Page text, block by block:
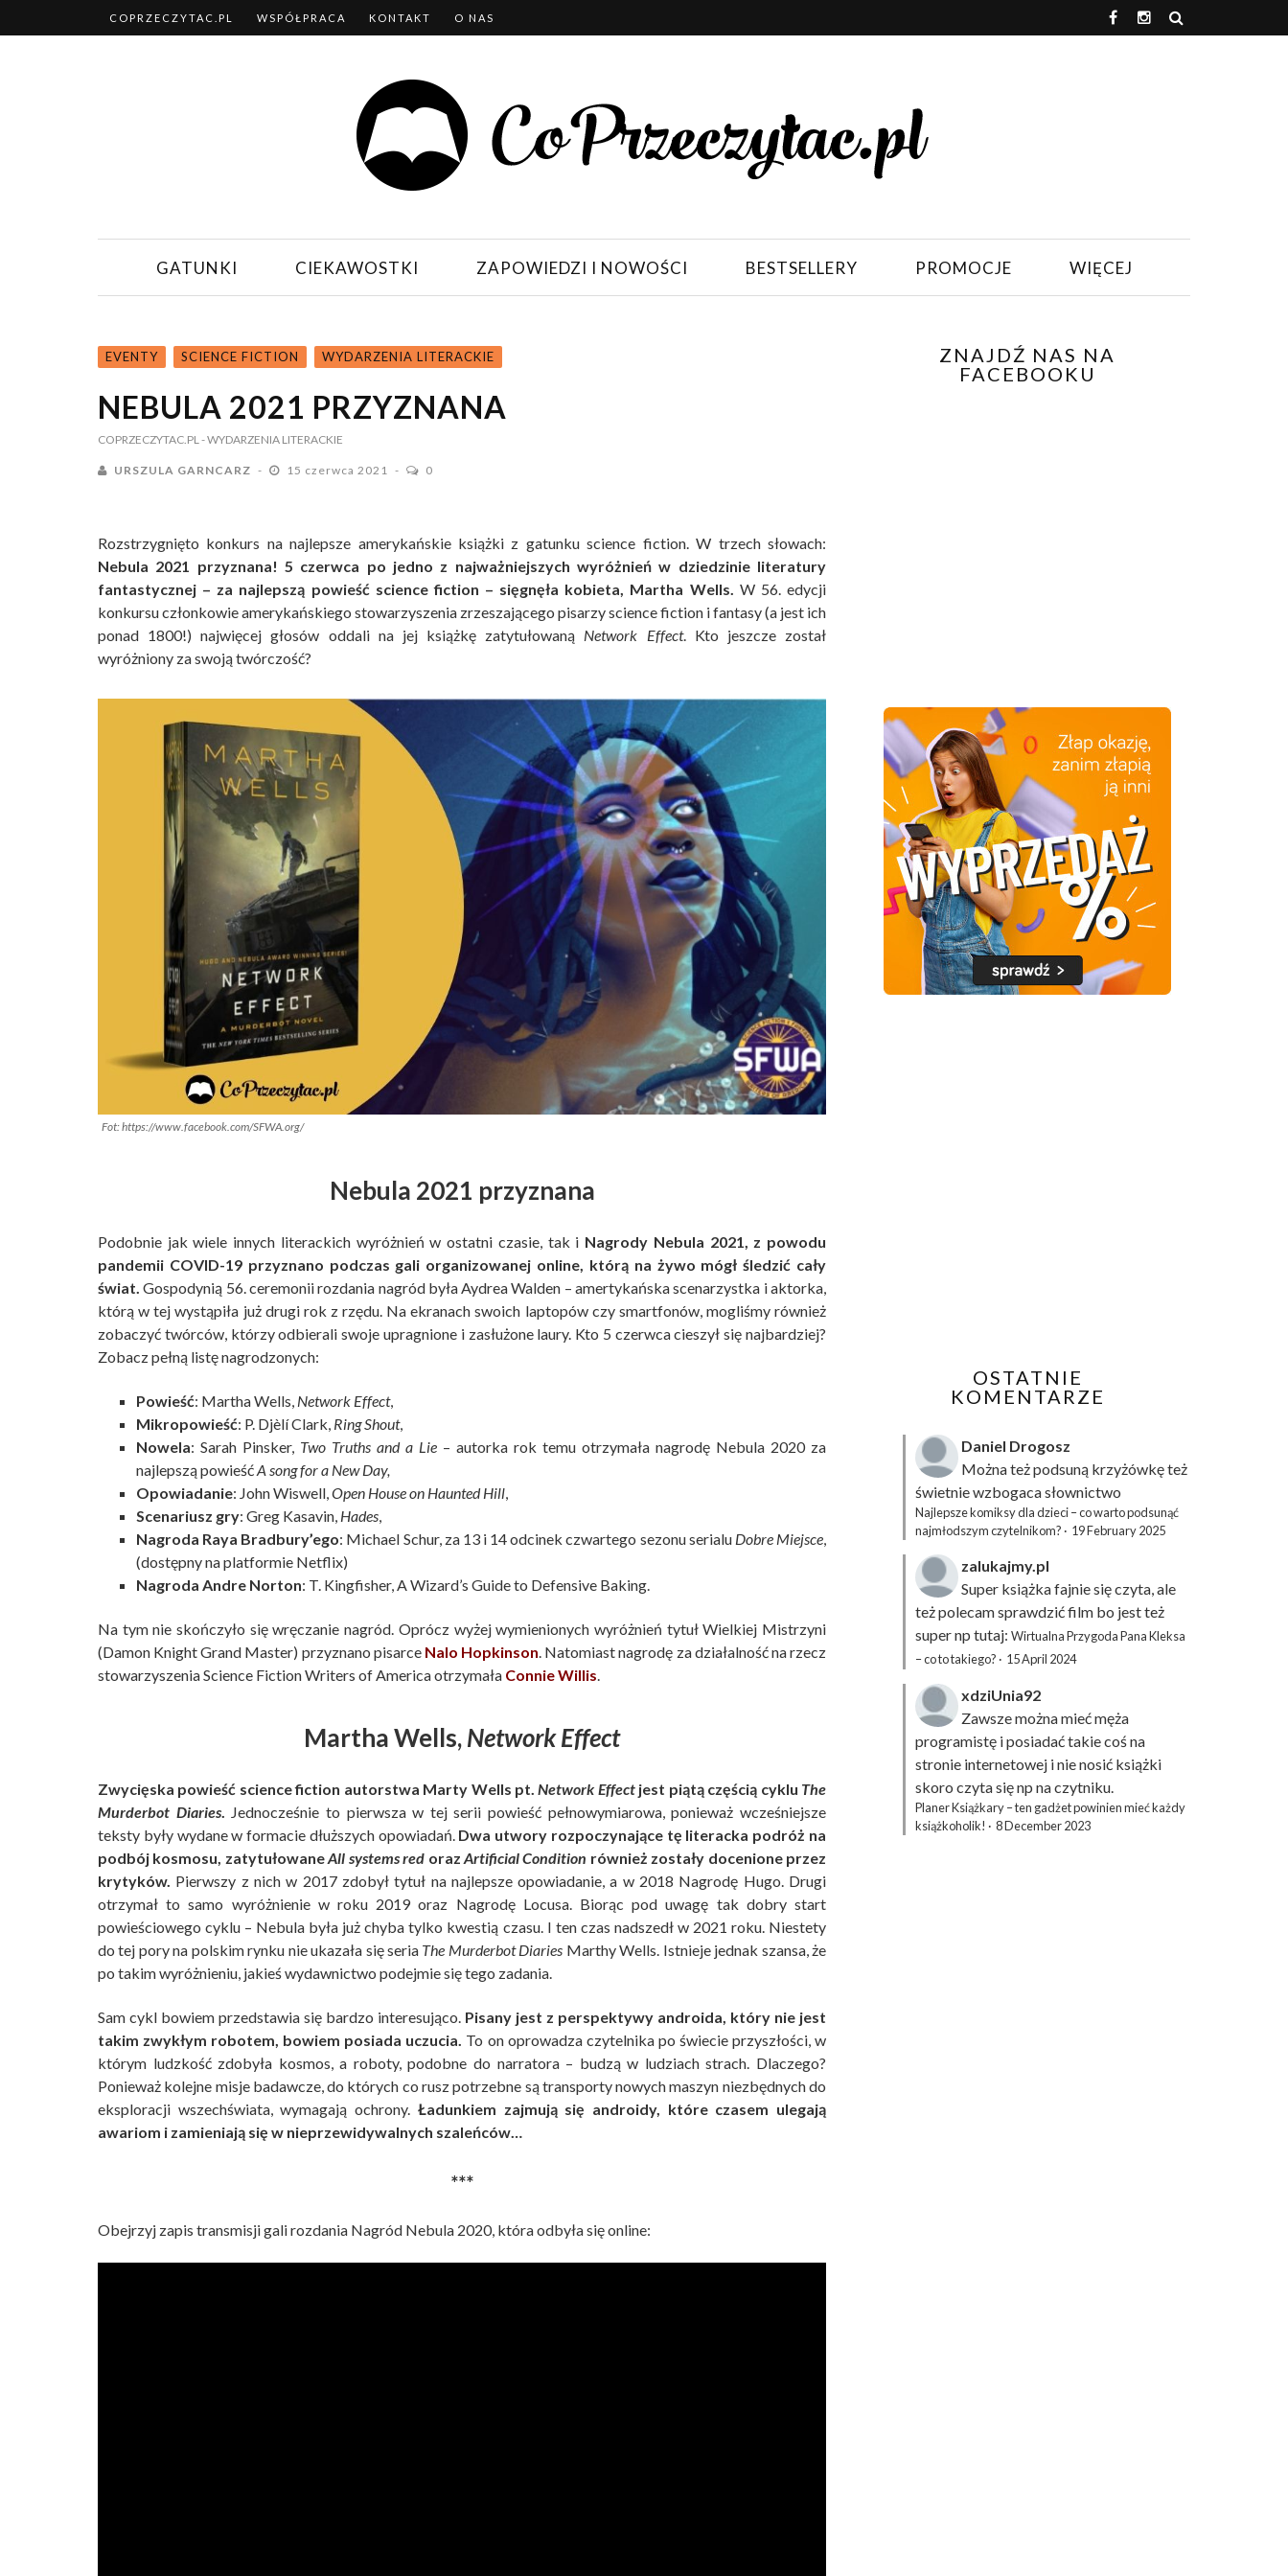
COPRZECZYTAC.PL WSPÓŁPRACA KONTAKT O NAS
GATUNKI CIEKAWOSTKI ZAPOWIEDZI I NOWOŚCI BESTSELLERY PROMOCJE WIĘCEJ
EVENTY SCIENCE FICTION WYDARZENIA LITERACKIE
NEBULA 2021 PRZYZNANA
COPRZECZYTAC.PL- WYDARZENIA LITERACKIE
URSZULA GARNCARZ 15 czerwca 2021 0
Rozstrzygnięto konkurs na najlepsze amerykańskie książki z gatunku science fiction. W trzech słowach:
Nebula 2021 przyznana! 5 czerwca po jedno z najważniejszych wyróżnień w dziedzinie literatury
fantastycznej – za najlepszą powieść science fiction – sięgnęła kobieta, Martha Wells. W 56. edycji
konkursu członkowie amerykańskiego stowarzyszenia zrzeszającego pisarzy science fiction i fantasy (a jest ich
ponad 1800!) najwięcej głosów oddali na jej książkę zatytułowaną Network Effect. Kto jeszcze został
wyróżniony za swoją twórczość?
Fot: https://www.facebook.com/SFWA.org/
Nebula 2021 przyznana
Podobnie jak wiele innych literackich wyróżnień w ostatni czasie, tak i Nagrody Nebula 2021, z powodu
pandemii COVID-19 przyznano podczas gali organizowanej online, którą na żywo mógł śledzić cały
świat. Gospodynią 56. ceremonii rozdania nagród była Aydrea Walden – amertykańska scenarzystka i aktorka,
którą w tej wystąpiła już drugi rok z rzędu. Na ekranach swoich laptopów czy smartfonów, mogliśmy również
zobaczyć twórców, którzy odbierali swoje upragnione i zasłużone laury. Kto 5 czerwca cieszył się najbardziej?
Zobacz pełną listę nagrodzonych:
Powieść: Martha Wells, Network Effect,
Mikropowieść: P. Djèlí Clark, Ring Shout,
Nowela: Sarah Pinsker, Two Truths and a Lie – autorka rok temu otrzymała nagrodę Nebula 2020 za
najlepszą powieśćA song for a New Day,
Opowiadanie: John Wiswell,Open House on Haunted Hill,
Scenariusz gry: Greg Kasavin, Hades,
Nagroda Raya Bradbury’ego: Michael Schur, za 13 i 14 odcinek czwartego sezonu serialu Dobre Miejsce,
(dostępny na platformie Netflix)
Nagroda Andre Norton: T. Kingfisher, A Wizard’s Guide to Defensive Baking.
Na tym nie skończyło się wręczanie nagród. Oprócz wyżej wymienionych wyróżnień tytuł Wielkiej Mistrzyni
(Damon Knight Grand Master) przyznano pisarce Nalo Hopkinson. Natomiast nagrodę za działalność na rzecz
stowarzyszenia Science Fiction Writers of America otrzymała Connie Willis.
Martha Wells,Network Effect
Zwycięska powieść science fiction autorstwa Marty Wells pt.Network Effectjest piątą częścią cyklu The
Murderbot Diaries. Jednocześnie to pierwsza w tej serii powieść pełnowymiarowa, ponieważ wcześniejsze
teksty były wydane w formacie dłuższych opowiadań. Dwa utwory rozpoczynające tę literacka podróż na
podbój kosmosu, zatytułowaneAll systems red oraz Artificial Condition również zostały docenione przez
krytyków. Pierwszy z nich w 2017 zdobył tytuł na najlepsze opowiadanie, a w 2018 Nagrodę Hugo. Drugi
otrzymał to samo wyróżnienie w roku 2019 oraz Nagrodę Locusa. Biorąc pod uwagę tak dobry start
powieściowego cyklu – Nebula była już chyba tylko kwestią czasu. I ten czas nadszedł w 2021 roku. Niestety
do tej pory na polskim rynku nie ukazała się seria The Murderbot Diaries Marthy Wells. Istnieje jednak szansa, że
po takim wyróżnieniu, jakieś wydawnictwo podejmie się tego zadania.
Sam cykl bowiem przedstawia się bardzo interesująco. Pisany jest z perspektywy androida, który nie jest
takim zwykłym robotem, bowiem posiada uczucia. To on oprowadza czytelnika po świecie przyszłości, w
którym ludzkość zdobyła kosmos, a roboty, podobne do narratora – budzą w ludziach strach. Dlaczego?
Ponieważ kolejne misje badawcze, do których co rusz potrzebne są transporty nowych maszyn niezbędnych do
eksploracji wszechświata, wymagają ochrony. Ładunkiem zajmują się androidy, które czasem ulegają
awariom i zamieniają się w nieprzewidywalnych szaleńców…
***
Obejrzyj zapis transmisji gali rozdania Nagród Nebula 2020, która odbyła się online:
ZNAJDŹ NAS NA
FACEBOOKU
OSTATNIE
KOMENTARZE
Daniel Drogosz
Można też podsuną krzyżówkęteż
świetnie wzbogaca słownictwo
Najlepsze komiksy dla dzieci – co warto podsunąć
najmłodszym czytelnikom? · 19 February 2025
zalukajmy.pl
Super książka fajnie się czyta, ale
też polecam sprawdzić film bo jest też
super np tutaj: Wirtualna Przygoda Pana Kleksa
– co to takiego? · 15 April 2024
xdziUnia92
Zawsze można mieć męża
programistę i posiadać takie coś na
stronie internetowej i nie nosić książki
skoro czyta się np na czytniku.
Planer Książkary – ten gadżet powinien mieć każdy
książkoholik! · 8 December 2023